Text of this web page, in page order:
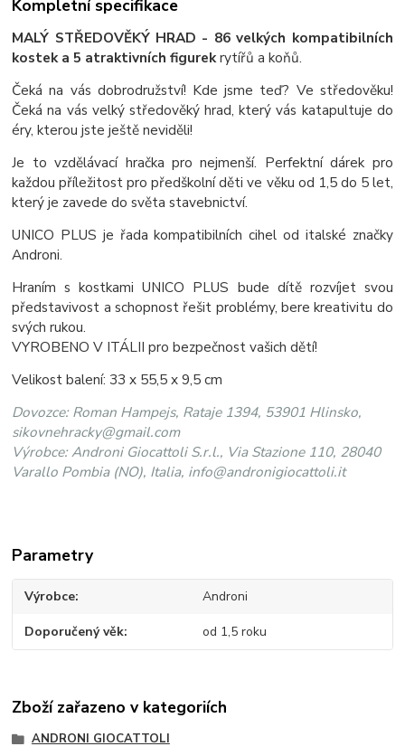
Kompletní specifikace
MALÝ STŘEDOVĚKÝ HRAD - 86 velkých kompatibilních
kostek a 5 atraktivních figurekrytířů a koňů.
Čeká na vás dobrodružství! Kde jsme teď? Ve středověku!
Čeká na vás velký středověký hrad, který vás katapultuje do
éry, kterou jste ještě neviděli!
Je to vzdělávací hračka pro nejmenší. Perfektní dárek pro
každou příležitost pro předškolní děti ve věku od 1,5 do 5 let,
který je zavede do světa stavebnictví.
UNICO PLUS je řada kompatibilních cihel od italské značky
Androni.
Hraním s kostkami UNICO PLUS bude dítě rozvíjet svou
představivost a schopnost řešit problémy, bere kreativitu do
svých rukou.
VYROBENO V ITÁLII pro bezpečnost vašich dětí!
Velikost balení: 33 x 55,5 x 9,5 cm
Dovozce: Roman Hampejs, Rataje 1394, 53901 Hlinsko,
sikovnehracky@gmail.com
Výrobce: Androni Giocattoli S.r.l., Via Stazione 110, 28040
Varallo Pombia (NO), Italia, info@andronigiocattoli.it
Parametry
Výrobce Androni
Doporučený věk od 1,5 roku
Zboží zařazeno v kategoriích
ANDRONI GIOCATTOLI